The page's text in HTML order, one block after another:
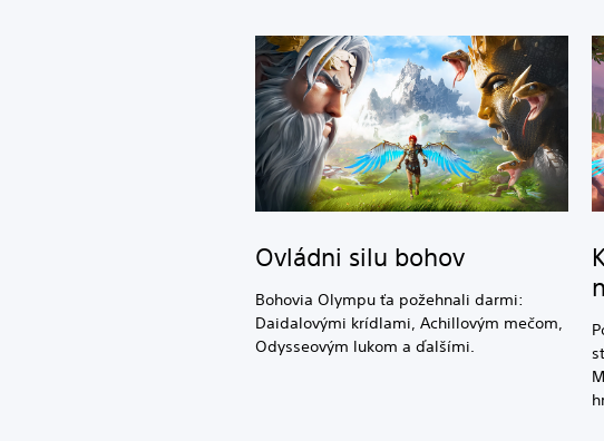
Ovládni silu bohov
Bohovia Olympu ťa požehnali darmi:
Daidalovými krídlami, Achillovým mečom,
Odysseovým lukom a ďalšími.